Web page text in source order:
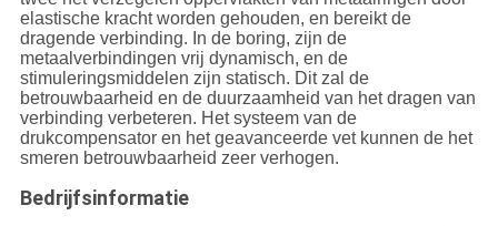
elastische kracht worden gehouden, en bereikt de
dragende verbinding. In de boring, zijn de
metaalverbindingen vrij dynamisch, en de
stimuleringsmiddelen zijn statisch. Dit zal de
betrouwbaarheid en de duurzaamheid van het dragen van
verbinding verbeteren. Het systeem van de
drukcompensator en het geavanceerde vet kunnen de het
smeren betrouwbaarheid zeer verhogen.
Bedrijfsinformatie